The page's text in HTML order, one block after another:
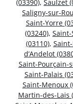
(03390), Saulzet
Saligny-sur-
Saint-Yorre
(03240), Saint-
(03110),
d’Andelot
Saint-Pourçain-
Saint-Palais
Saint-Menoux
Martin-des-Lais